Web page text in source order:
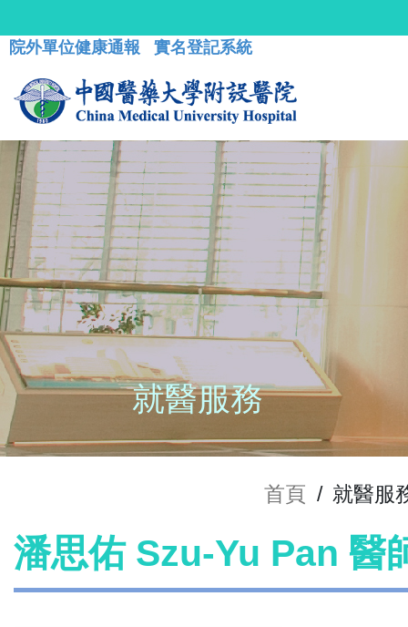
院外單位健康通報 實名登記系統
就醫服務
首頁 / 就醫服
潘思佑 Szu-Yu Pan 醫